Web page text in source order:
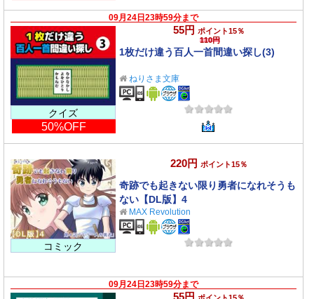
09月24日23時59分まで
クイズ
50%OFF
55円 ポイント15％
110円
1枚だけ違う百人一首間違い探し(3)
ねりさま文庫
コミック
220円 ポイント15％
奇跡でも起きない限り勇者になれそうも
ない【DL版】4
MAX Revolution
09月24日23時59分まで
55円